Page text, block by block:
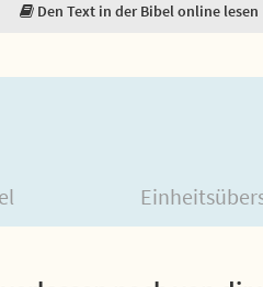
Den Text in der Bibel online lesen